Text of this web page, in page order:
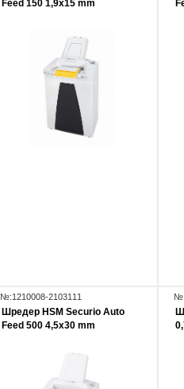
Feed 150 1,9x15 mm
№:1210008-2103111
Шредер HSM Securio Auto
Feed 500 4,5x30 mm